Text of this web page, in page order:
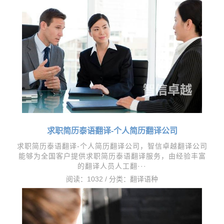
求职简历泰语翻译-个人简历翻译公司
求职简历泰语翻译-个人简历翻译公司，​智信卓越翻译公司
能够为全国客户提供求职简历泰语翻译服务，由经验丰富
的翻译人员人工翻···
阅读：1032 / 分类： 翻译语种